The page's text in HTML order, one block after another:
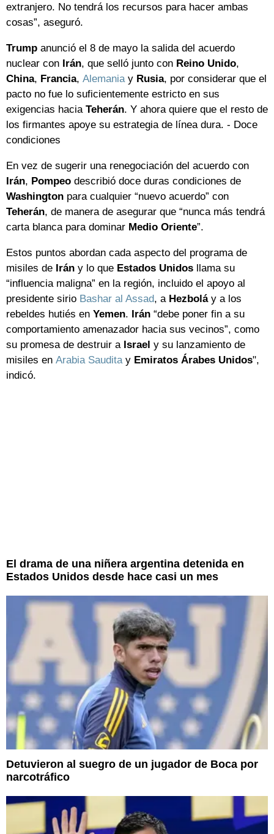
extranjero. No tendrá los recursos para hacer ambas
cosas”, aseguró.
Trump anunció el 8 de mayo la salida del acuerdo
nuclear con Irán, que selló junto con Reino Unido,
China, Francia, Alemania y Rusia, por considerar que el
pacto no fue lo suficientemente estricto en sus
exigencias hacia Teherán. Y ahora quiere que el resto de
los firmantes apoye su estrategia de línea dura. - Doce
condiciones
En vez de sugerir una renegociación del acuerdo con
Irán, Pompeo describió doce duras condiciones de
Washington para cualquier “nuevo acuerdo” con
Teherán, de manera de asegurar que “nunca más tendrá
carta blanca para dominar Medio Oriente”.
Estos puntos abordan cada aspecto del programa de
misiles de Irán y lo que Estados Unidos llama su
“influencia maligna” en la región, incluido el apoyo al
presidente sirio Bashar al Assad, a Hezboláy a los
rebeldes hutiés en Yemen. Irán “debe poner fin a su
comportamiento amenazador hacia sus vecinos”, como
su promesa de destruir a Israel y su lanzamiento de
misiles en Arabia Saudita y Emiratos Árabes Unidos",
indicó.
El drama de una niñera argentina detenida en
Estados Unidos desde hace casi un mes
Detuvieron al suegro de un jugador de Boca por
narcotráfico